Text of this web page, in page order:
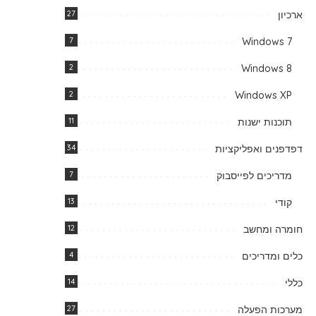
ארכיון 27
Windows 7
7
Windows 8
2
Windows XP
2
תוכנות ישנות 11
דפדפנים ואפליקציות 34
מדריכים לפייסבוק 7
קודי 13
חומרה ומחשב 12
כלים ומדריכים 4
כללי 14
מערכות הפעלה 27